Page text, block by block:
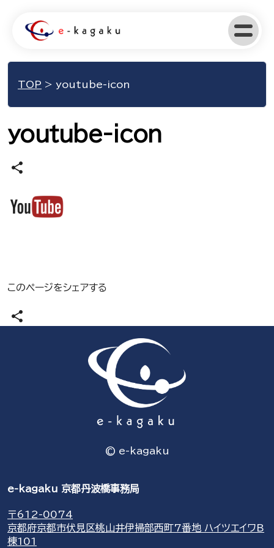
TOP > youtube-icon
youtube-icon
share
このページをシェアする
share
© e-kagaku
e-kagaku 京都丹波橋事務局
〒612-0074
京都府京都市伏見区桃山井伊掃部西町7番地 ハイツエイワB
棟101